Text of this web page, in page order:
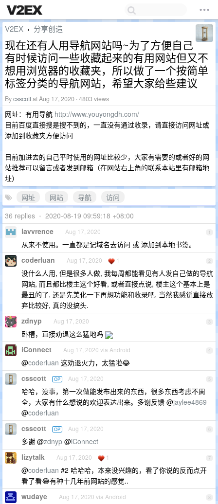
V2EX › 分享创造
现在还有人用导航网站吗~为了方便自己
有时候访问一些收藏起来的有用网站但又不
想用浏览器的收藏夹，所以做了一个按简单
标签分类的导航网站，希望大家给些建议
Bycsscottat Aug 17, 2020 · 4803 views
网址：有用导航 http://www.youyongdh.com/
目前百度直接搜是搜不到的，一直没有通过收录，请直接访问网址或
添加到收藏夹方便访问
目前加进去的自己平时使用的网址比较少，大家有需要的或者好的网
站推荐可以留言或者发到邮箱（在网站右上角的联系本站里有邮箱地
址）
网址
网站 导航
访问
36 replies • 2020-08-19 09:59:18 +08:00
1
lavvrence Aug 17, 2020
从来不使用。一直都是记域名去访问 或 添加到本地书签。
2
coderluan Aug 17, 2020 1
没什么人用, 但是很多人做, 我每周都能看见有人发自己做的导航
网站, 而且都比楼主这个好看, 或者直接点说, 楼主这个基本上是
最丑的了, 还是先美化一下再想功能和收录吧, 当然我感觉直接放
弃比较好, 真的没搞头.
3
zdnyp Aug 17, 2020
卧槽，直接劝退这么猛地吗
4
iConnect Aug 17, 2020 via Android
@coderluan 这劝退火力，太猛啦😂
5
csscott OP Aug 17, 2020
哈哈，没事，第一次做能发布出来的东西，很多东西考虑不周
全，大家有什么想说的欢迎表达出来。多谢反馈 @jaylee4869
@coderluan
6
csscott OP Aug 17, 2020
多谢 @zdnyp @iConnect
7
lizytalk Aug 17, 2020 1
@coderluan #2 哈哈哈，本来没兴趣的，看了你说的反而点开
看了看😂有种十几年前网站的感觉..
8
wudaye Aug 17, 2020 via Android